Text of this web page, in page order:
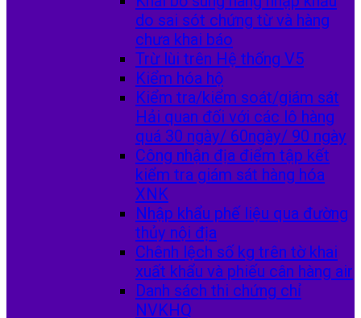
do sai sót chứng từ và hàng
chưa khai báo
Trừ lùi trên Hệ thống V5
Kiểm hóa hộ
Kiểm tra/kiểm soát/giám sát
Hải quan đối với các lô hàng
quá 30 ngày/ 60ngày/ 90 ngày
Công nhận địa điểm tập kết
kiểm tra giám sát hàng hóa
XNK
Nhập khẩu phế liệu qua đường
thủy nội địa
Chênh lệch số kg trên tờ khai
xuất khẩu và phiếu cân hàng air
Danh sách thi chứng chỉ
NVKHQ